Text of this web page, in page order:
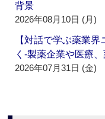
背景
2026年08月10日 (月)
【対話で学ぶ薬業
く‐製薬企業や医療
2026年07月31日 (金)